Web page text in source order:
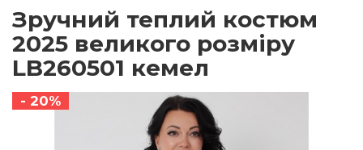
Зручний теплий костюм
2025 великого розміру
LB260501 кемел
- 20%